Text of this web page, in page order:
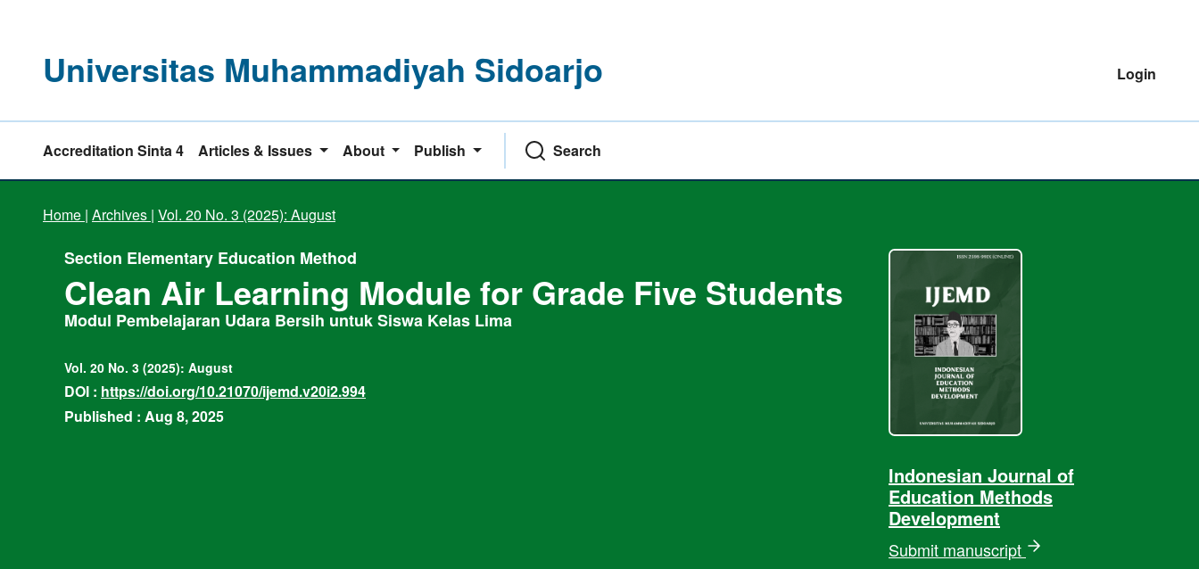
Universitas Muhammadiyah Sidoarjo Login
Accreditation Sinta 4 Articles & Issues About Publish Search
Home | Archives | Vol. 20 No. 3 (2025): August
Indonesian Journal of
Education Methods
Development
Submit manuscript
Section Elementary Education Method
Clean Air Learning Module for Grade Five Students
Modul Pembelajaran Udara Bersih untuk Siswa Kelas Lima
Vol. 20 No. 3 (2025): August
DOI : https://doi.org/10.21070/ijemd.v20i2.994
Published : Aug 8, 2025